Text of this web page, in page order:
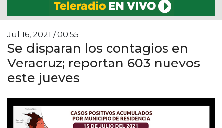
Jul 16, 2021 / 00:55
Se disparan los contagios en
Veracruz; reportan 603 nuevos
este jueves